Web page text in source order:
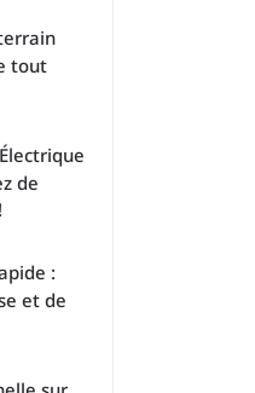
tout
de
:
et de